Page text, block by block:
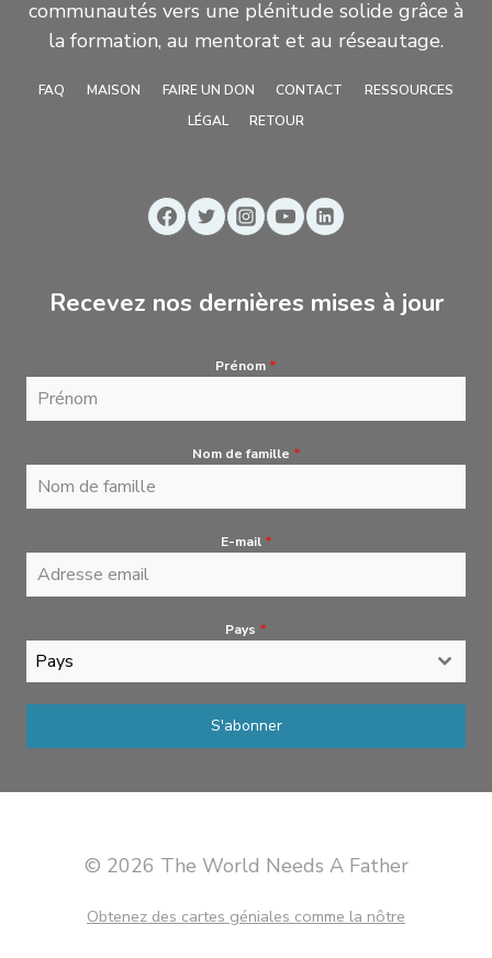
communautés vers une plénitude solide grâce à
la formation, au mentorat et au réseautage.
FAQ MAISON FAIRE UN DON CONTACT
RESSOURCES
LÉGAL
RETOUR
Recevez nos dernières mises à jour
Prénom *
Nom de famille *
E-mail *
Pays *
Pays
S'abonner
© 2026 The World Needs A Father
Obtenez des cartes géniales comme la nôtre